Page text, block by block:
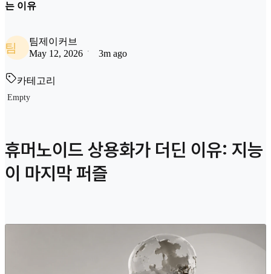
는 이유
팀
팀제이커브
May 12, 2026
3m ago
카테고리
Empty
휴머노이드 상용화가 더딘 이유: 지능
이 마지막 퍼즐